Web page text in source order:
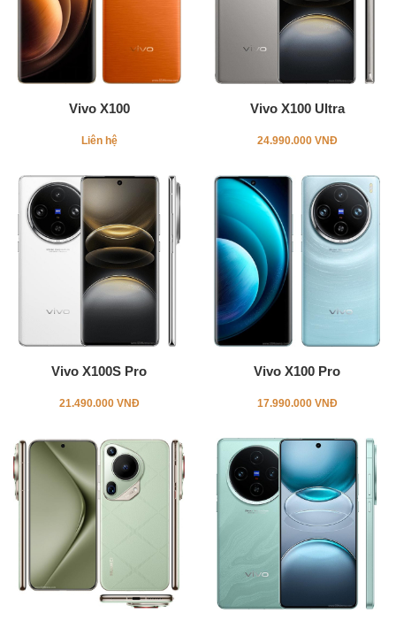
Vivo X100
Liên hệ
Vivo X100 Ultra
24.990.000 VNĐ
Vivo X100S Pro
21.490.000 VNĐ
Vivo X100 Pro
17.990.000 VNĐ